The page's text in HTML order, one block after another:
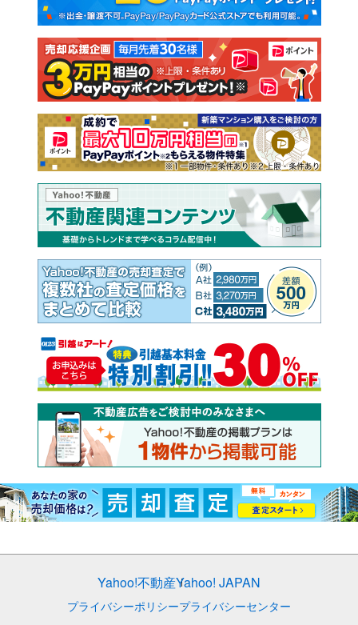
新築一戸建て 中古一戸建て
注文住宅 土地
売却査定
Yahoo!不動産Yahoo! JAPAN
プライバシーポリシープライバシーセンター